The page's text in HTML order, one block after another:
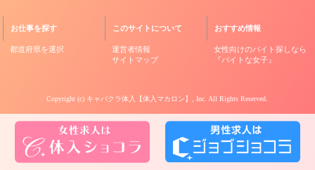
お仕事を探す
都道府県を選択
このサイトについて
運営者情報
サイトマップ
おすすめ情報
女性向けのバイト探しなら
『バイトな女子』
Copyright (c) キャバクラ体入【体入マカロン】 , Inc. All Rights Reserved.